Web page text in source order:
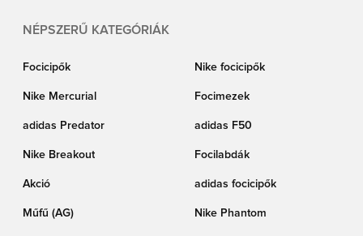
NÉPSZERŰ KATEGÓRIÁK
Focicipők Nike focicipők
Nike Mercurial Focimezek
adidas Predator adidas F50
Nike Breakout Focilabdák
Akció adidas focicipők
Műfű (AG) Nike Phantom